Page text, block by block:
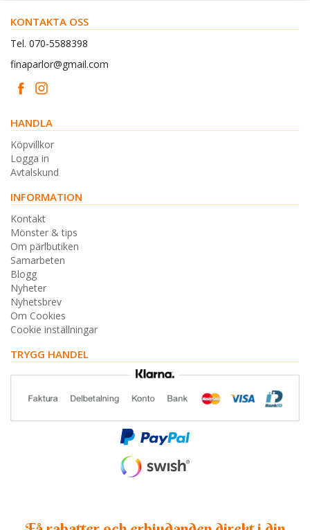
KONTAKTA OSS
Tel. 070-5588398
finaparlor@gmail.com
HANDLA
Köpvillkor
Logga in
Avtalskund
INFORMATION
Kontakt
Mönster & tips
Om pärlbutiken
Samarbeten
Blogg
Nyheter
Nyhetsbrev
Om Cookies
Cookie inställningar
TRYGG HANDEL